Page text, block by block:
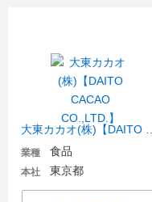
業種 食品
本社 東京都